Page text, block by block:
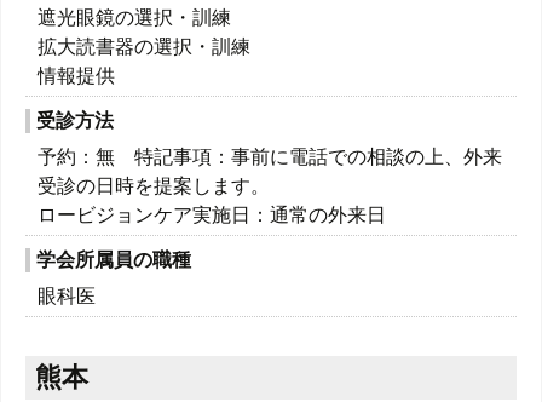
遮光眼鏡の選択・訓練
拡大読書器の選択・訓練
情報提供
受診方法
予約：無 特記事項：事前に電話での相談の上、外来
受診の日時を提案します。
ロービジョンケア実施日：通常の外来日
学会所属員の職種
眼科医
熊本